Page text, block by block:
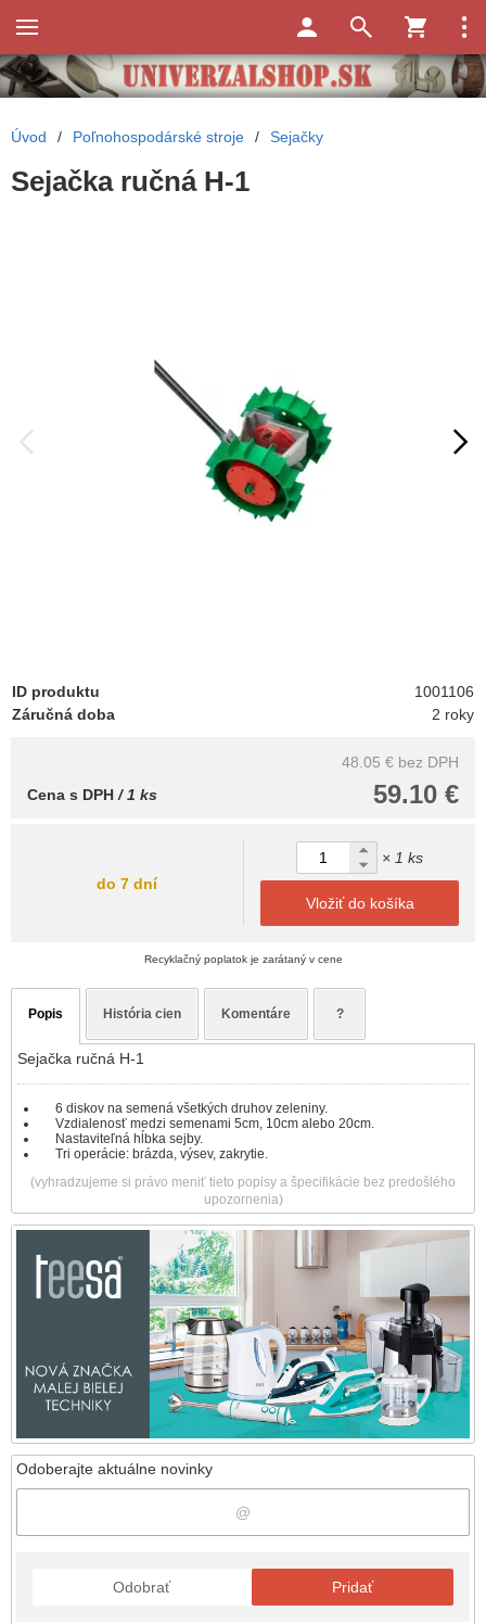
Odoberajte aktuálne novinky
Odobrať Pridať
Úvod / Poľnohospodárské stroje / Sejačky
Sejačka ručná H-1
ID produktu
1001106
Záručná doba
2 roky
48.05 € bez DPH
59.10 €
Cena s DPH/ 1 ks
do 7 dní
× 1 ks
Vložiť do košíka
Recyklačný poplatok je zarátaný v cene
Popis História cien Komentáre ?
Sejačka ručná H-1
6 diskov na semená všetkých druhov zeleniny.
Vzdialenosť medzi semenami 5cm, 10cm alebo 20cm.
Nastaviteľná hĺbka sejby.
Tri operácie: brázda, výsev, zakrytie.
(vyhradzujeme si právo meniť tieto popisy a špecifikácie bez predošlého
upozornenia)